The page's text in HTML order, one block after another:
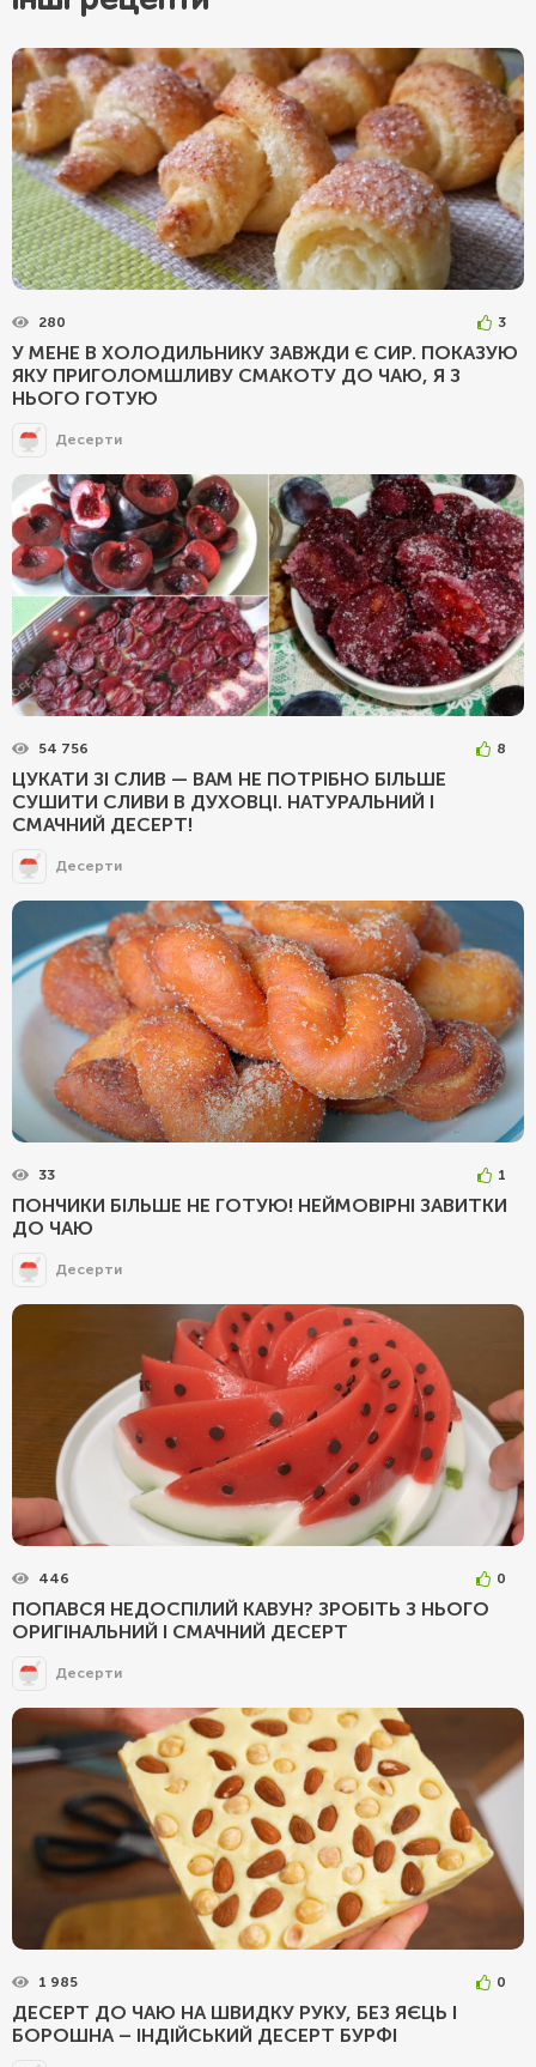
280 3
У МЕНЕ В ХОЛОДИЛЬНИКУ ЗАВЖДИ Є СИР. ПОКАЗУЮ
ЯКУ ПРИГОЛОМШЛИВУ СМАКОТУ ДО ЧАЮ, Я З
НЬОГО ГОТУЮ
Десерти
54 756 8
ЦУКАТИ ЗІ СЛИВ — ВАМ НЕ ПОТРІБНО БІЛЬШЕ
СУШИТИ СЛИВИ В ДУХОВЦІ. НАТУРАЛЬНИЙ І
СМАЧНИЙ ДЕСЕРТ!
Десерти
33 1
ПОНЧИКИ БІЛЬШЕ НЕ ГОТУЮ! НЕЙМОВІРНІ ЗАВИТКИ
ДО ЧАЮ
Десерти
446 0
ПОПАВСЯ НЕДОСПІЛИЙ КАВУН? ЗРОБІТЬ З НЬОГО
ОРИГІНАЛЬНИЙ І СМАЧНИЙ ДЕСЕРТ
Десерти
1 985 0
ДЕСЕРТ ДО ЧАЮ НА ШВИДКУ РУКУ, БЕЗ ЯЄЦЬ І
БОРОШНА – ІНДІЙСЬКИЙ ДЕСЕРТ БУРФІ